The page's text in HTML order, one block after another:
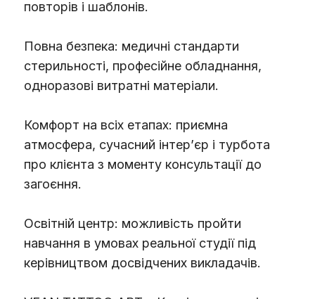
повторів і шаблонів.
Повна безпека: медичні стандарти
стерильності, професійне обладнання,
одноразові витратні матеріали.
Комфорт на всіх етапах: приємна
атмосфера, сучасний інтер’єр і турбота
про клієнта з моменту консультації до
загоєння.
Освітній центр: можливість пройти
навчання в умовах реальної студії під
керівництвом досвідчених викладачів.